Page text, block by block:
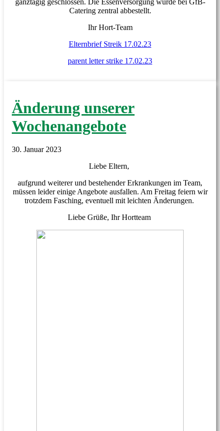
ganztägig geschlossen. Die Essenversorgung wurde bei GfB-
Catering zentral abbestellt.
Ihr Hort-Team
Elternbrief Streik 17.02.23
parent letter strike 17.02.23
Änderung unserer
Wochenangebote
30. Januar 2023
Liebe Eltern,
aufgrund weiterer und bestehender Erkrankungen im Team,
müssen leider einige Angebote ausfallen. Am Freitag feiern wir
trotzdem Fasching, eventuell mit leichten Änderungen.
Liebe Grüße, Ihr Hortteam